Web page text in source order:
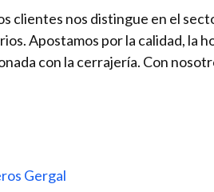
clientes nos distingue en el
Apostamos por la calidad, la
con la cerrajería. Con
Gergal